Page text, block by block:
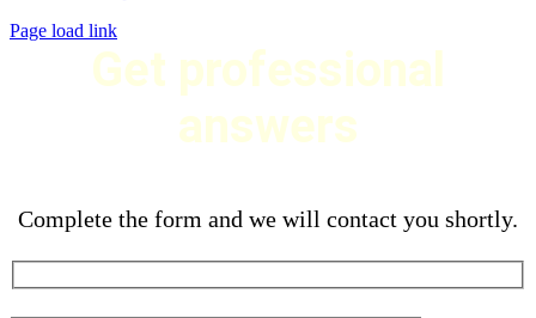
Page load link
Get professional
answers
Complete the form and we will contact you shortly.